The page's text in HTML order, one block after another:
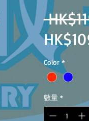
Color *
數量 *